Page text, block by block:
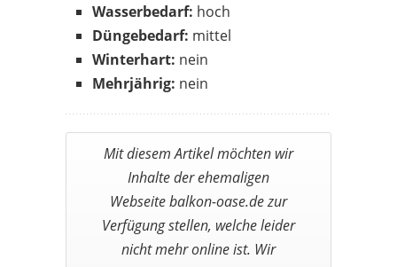
Wasserbedarf: hoch
Düngebedarf: mittel
Winterhart: nein
Mehrjährig: nein